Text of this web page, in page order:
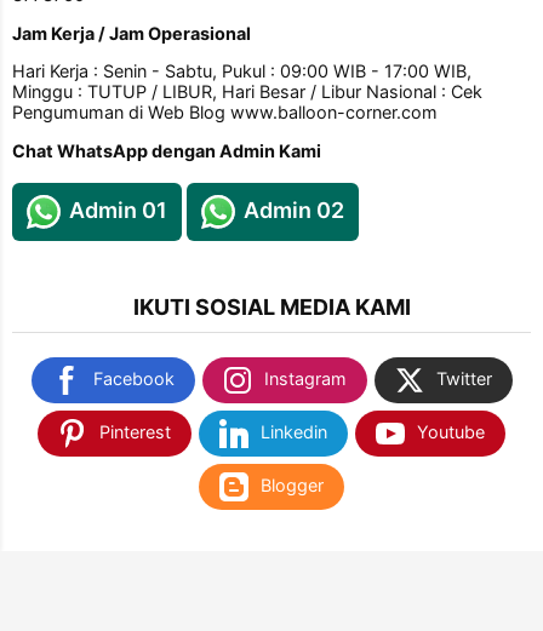
Jam Kerja / Jam Operasional
Hari Kerja : Senin - Sabtu, Pukul : 09:00 WIB - 17:00 WIB,
Minggu : TUTUP / LIBUR, Hari Besar / Libur Nasional : Cek
Pengumuman di Web Blog www.balloon-corner.com
Chat WhatsApp dengan Admin Kami
Admin 01 Admin 02
IKUTI SOSIAL MEDIA KAMI
Facebook Instagram Twitter
Pinterest Linkedin Youtube
Blogger